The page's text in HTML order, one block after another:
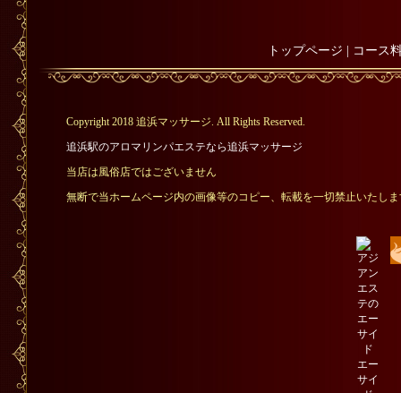
トップページ コース
Copyright 2018 追浜マッサージ. All Rights Reserved.
追浜駅のアロマリンパエステなら追浜マッサージ
当店は風俗店ではございません
無断で当ホームページ内の画像等のコピー、転載を一切禁止いたし
エー
サイ